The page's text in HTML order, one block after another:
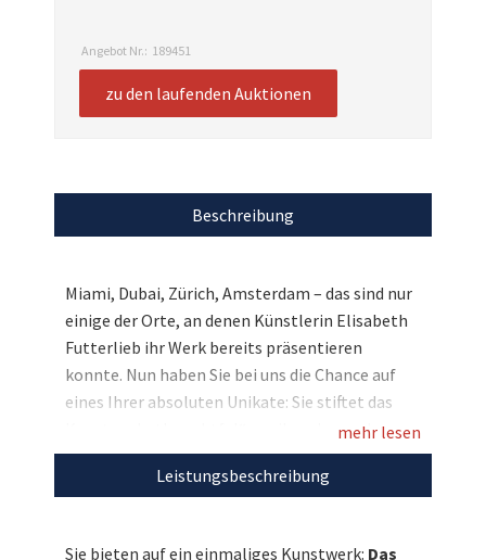
Angebot Nr.: 189451
zu den laufenden Auktionen
Beschreibung
Miami, Dubai, Zürich, Amsterdam – das sind nur
einige der Orte, an denen Künstlerin Elisabeth
Futterlieb ihr Werk bereits präsentieren
konnte. Nun haben Sie bei uns die Chance auf
eines Ihrer absoluten Unikate: Sie stiftet das
Kunstwerk „thoughtful“ aus ihrer besonderen
Reihe „Bookpages“, um damit dolphin aid zu
unterstützen. Bieten Sie mit!
einzigartige Weihnachtsgeschenkefür den
mehr lesen
Leistungsbeschreibung
Sie bieten auf ein einmaliges Kunstwerk: Das